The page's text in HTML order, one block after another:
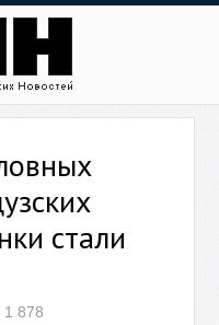
стали
1 878